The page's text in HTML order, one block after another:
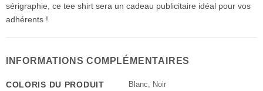
sérigraphie, ce tee shirt sera un cadeau publicitaire idéal pour vos
adhérents !
INFORMATIONS COMPLÉMENTAIRES
COLORIS DU PRODUIT Blanc, Noir